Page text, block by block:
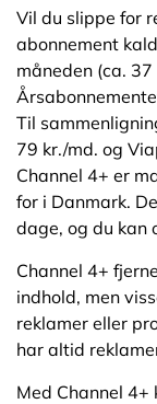
Vil du slippe for
abonnement
måneden (ca.
Til
79 kr./md. og
Channel 4+ er
for i Danmark.
dage, og du kan
Channel 4+
indhold, men
reklamer eller
har altid
Med Channel